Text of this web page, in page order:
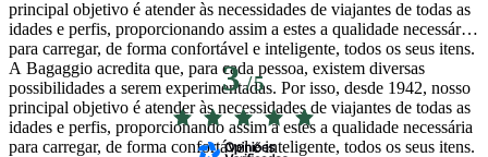
principal objetivo é atender às necessidades de viajantes de todas as
idades e perfis, proporcionando assim a estes a qualidade necessária
para carregar, de forma confortável e inteligente, todos os seus itens.
A Bagaggio acredita que, para cada pessoa, existem diversas
possibilidades a serem experimentadas. Por isso, desde 1942, nosso
principal objetivo é atender às necessidades de viajantes de todas as
idades e perfis, proporcionando assim a estes a qualidade necessária
para carregar, de forma confortável e inteligente, todos os seus itens.
3/5